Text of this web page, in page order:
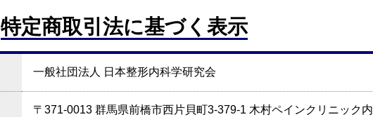
特定商取引法に基づく表示
一般社団法人 日本整形内科学研究会
〒371-0013 群馬県前橋市西片貝町3-379-1 木村ペインクリニック内